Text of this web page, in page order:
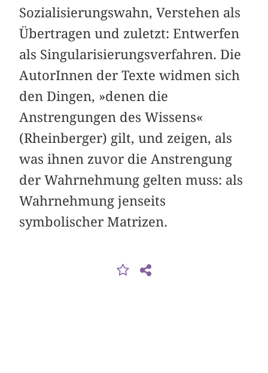
Sozialisierungswahn, Verstehen als
Übertragen und zuletzt: Entwerfen
als Singularisierungsverfahren. Die
AutorInnen der Texte widmen sich
den Dingen, »denen die
Anstrengungen des Wissens«
(Rheinberger) gilt, und zeigen, als
was ihnen zuvor die Anstrengung
der Wahrnehmung gelten muss: als
Wahrnehmung jenseits
symbolischer Matrizen.